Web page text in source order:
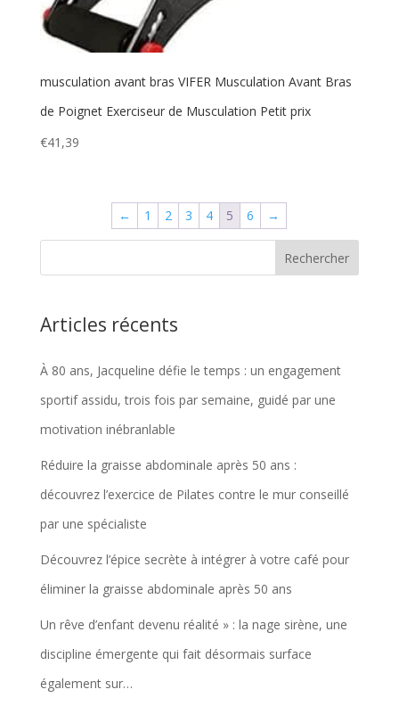
musculation avant bras VIFER Musculation Avant Bras
de Poignet Exerciseur de Musculation Petit prix
€41,39
← 1 2 3 4 5 6 →
Articles récents
À 80 ans, Jacqueline défie le temps : un engagement
sportif assidu, trois fois par semaine, guidé par une
motivation inébranlable
Réduire la graisse abdominale après 50 ans :
découvrez l’exercice de Pilates contre le mur conseillé
par une spécialiste
Découvrez l’épice secrète à intégrer à votre café pour
éliminer la graisse abdominale après 50 ans
Un rêve d’enfant devenu réalité » : la nage sirène, une
discipline émergente qui fait désormais surface
également sur…